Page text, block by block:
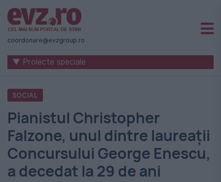
Știri
naționale
internaționale
România
-
Evenimentul
Zilei
coordonare@evzgroup.ro
▼ Proiecte speciale
SOCIAL
Pianistul Christopher
Falzone, unul dintre laureaţii
Concursului George Enescu,
a decedat la 29 de ani